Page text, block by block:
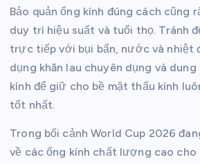
Bảo quản ống kính đúng cách cũng
duy trì hiệu suất và tuổi thọ. Tránh
trực tiếp với bụi bẩn, nước và nhiệt
dụng khăn lau chuyên dụng và
kính để giữ cho bề mặt thấu kính
tốt nhất.
Trong bối cảnh World Cup 2026
về các ống kính chất lượng cao cho